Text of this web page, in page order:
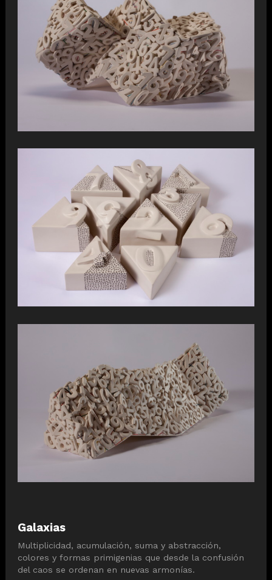
Galaxias
Multiplicidad, acumulación, suma y abstracción,
colores y formas primigenias que desde la confusión
del caos se ordenan en nuevas armonías.